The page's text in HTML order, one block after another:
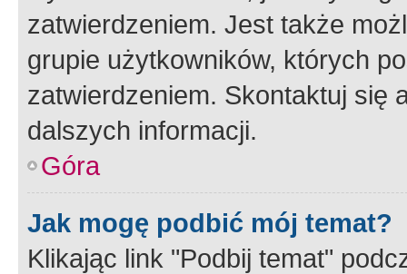
zatwierdzeniem. Jest także
grupie użytkowników, których
zatwierdzeniem. Skontaktuj się
dalszych informacji.
Góra
Jak mogę podbić mój temat?
Klikając link "Podbij temat"